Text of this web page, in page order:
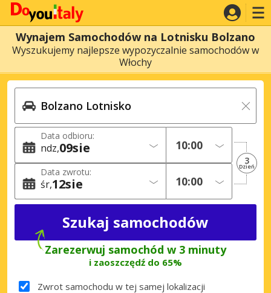
Wynajem Samochodów na Lotnisku Bolzano
Wyszukujemy najlepsze wypozyczalnie samochodów w
Włochy
Data odbioru:
ndz 09sie
Data zwrotu:
śr 12sie
3
Dzień
Zarezerwuj samochód w 3 minuty
i zaoszczędź do 65%
Zwrot samochodu w tej samej lokalizacji